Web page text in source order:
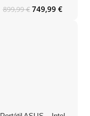
899,99€ 749,99 €